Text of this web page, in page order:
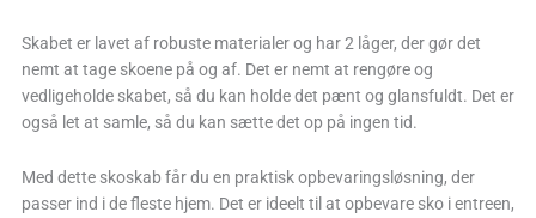
Skabet er lavet af robuste materialer og har 2 låger, der gør det
nemt at tage skoene på og af. Det er nemt at rengøre og
vedligeholde skabet, så du kan holde det pænt og glansfuldt. Det er
også let at samle, så du kan sætte det op på ingen tid.
Med dette skoskab får du en praktisk opbevaringsløsning, der
passer ind i de fleste hjem. Det er ideelt til at opbevare sko i entreen,